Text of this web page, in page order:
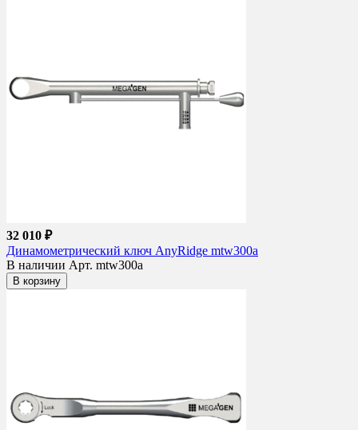
32 010 ₽
Динамометрический ключ AnyRidge mtw300a
В наличии Арт. mtw300a
В корзину